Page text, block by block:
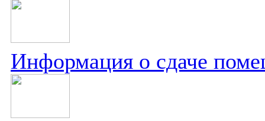
Информация о сдаче